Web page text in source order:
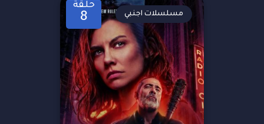
حلقة
8 مسلسلات اجنبي